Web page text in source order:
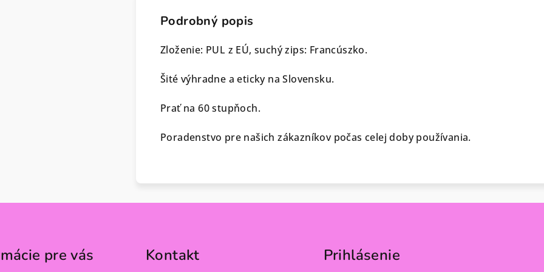
Podrobný popis
Zloženie: PUL z EÚ, suchý zips: Francúszko.
Šité výhradne a eticky na Slovensku.
Prať na 60 stupňoch.
Poradenstvo pre našich zákazníkov počas celej doby používania.
pre vás Kontakt Prihlásenie